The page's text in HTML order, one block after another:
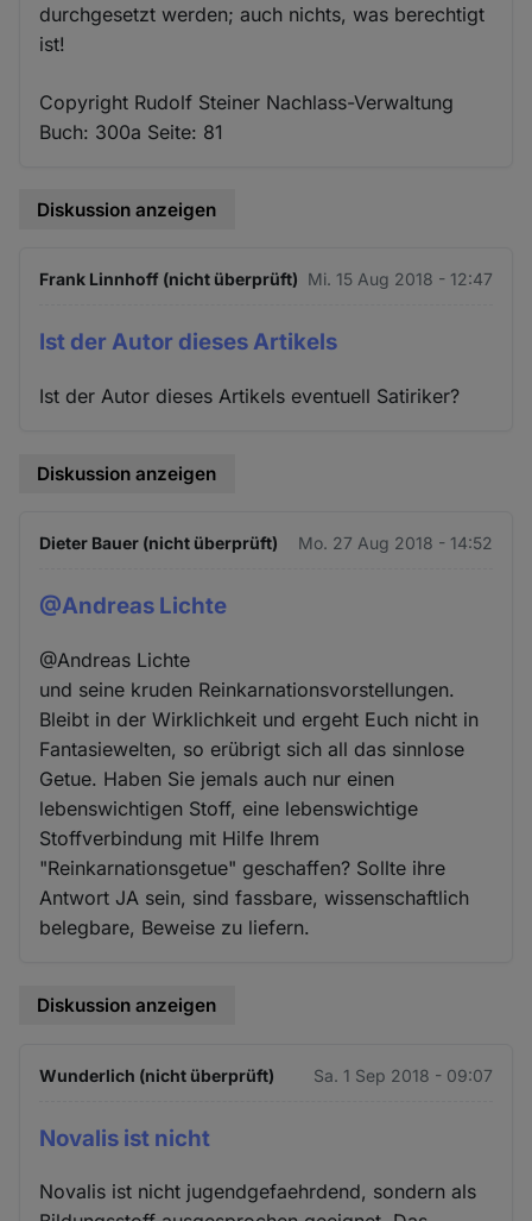
durchgesetzt werden; auch nichts, was berechtigt
ist!
Copyright Rudolf Steiner Nachlass-Verwaltung
Buch: 300a Seite: 81
Diskussion anzeigen
Frank Linnhoff (nicht überprüft) Mi. 15 Aug 2018 - 12:47
Ist der Autor dieses Artikels
Ist der Autor dieses Artikels eventuell Satiriker?
Diskussion anzeigen
Dieter Bauer (nicht überprüft) Mo. 27 Aug 2018 - 14:52
@Andreas Lichte
@Andreas Lichte
und seine kruden Reinkarnationsvorstellungen.
Bleibt in der Wirklichkeit und ergeht Euch nicht in
Fantasiewelten, so erübrigt sich all das sinnlose
Getue. Haben Sie jemals auch nur einen
lebenswichtigen Stoff, eine lebenswichtige
Stoffverbindung mit Hilfe Ihrem
"Reinkarnationsgetue" geschaffen? Sollte ihre
Antwort JA sein, sind fassbare, wissenschaftlich
belegbare, Beweise zu liefern.
Diskussion anzeigen
Wunderlich (nicht überprüft) Sa. 1 Sep 2018 - 09:07
Novalis ist nicht
Novalis ist nicht jugendgefaehrdend, sondern als